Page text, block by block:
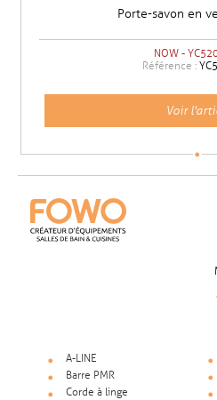
Porte-savon en
NOW -
Référence :
Voir
A-LINE
Barre PMR
Corde à linge